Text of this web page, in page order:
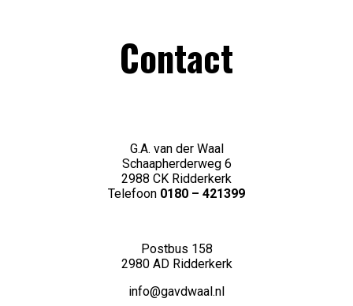
Contact
G.A. van der Waal
Schaapherderweg 6
2988 CK Ridderkerk
Telefoon 0180 – 421399
Postbus 158
2980 AD Ridderkerk
info@gavdwaal.nl